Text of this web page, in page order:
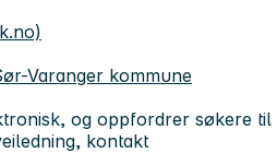
Varanger kommune
og oppfordrer søkere til
kontakt